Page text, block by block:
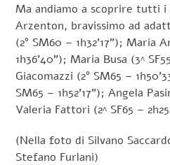
Ma andiamo a scoprire tutti i
Arzenton, bravissimo ad
(2° SM60 – 1h32’17”); Maria
1h36’40”); Maria Busa (3^
Giacomazzi (2° SM65 –
SM65 – 1h52’17”); Angela
Valeria Fattori (2^ SF65 –
(Nella foto di Silvano
Stefano Furlani)